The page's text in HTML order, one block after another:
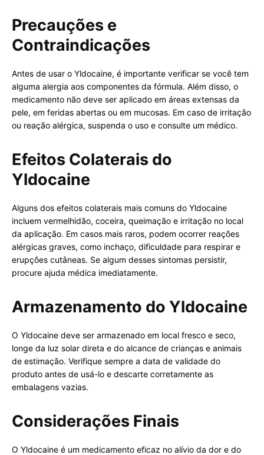
Precauções e
Contraindicações
Antes de usar o Yldocaine, é importante verificar se você tem
alguma alergia aos componentes da fórmula. Além disso, o
medicamento não deve ser aplicado em áreas extensas da
pele, em feridas abertas ou em mucosas. Em caso de irritação
ou reação alérgica, suspenda o uso e consulte um médico.
Efeitos Colaterais do
Yldocaine
Alguns dos efeitos colaterais mais comuns do Yldocaine
incluem vermelhidão, coceira, queimação e irritação no local
da aplicação. Em casos mais raros, podem ocorrer reações
alérgicas graves, como inchaço, dificuldade para respirar e
erupções cutâneas. Se algum desses sintomas persistir,
procure ajuda médica imediatamente.
Armazenamento do Yldocaine
O Yldocaine deve ser armazenado em local fresco e seco,
longe da luz solar direta e do alcance de crianças e animais
de estimação. Verifique sempre a data de validade do
produto antes de usá-lo e descarte corretamente as
embalagens vazias.
Considerações Finais
O Yldocaine é um medicamento eficaz no alívio da dor e do